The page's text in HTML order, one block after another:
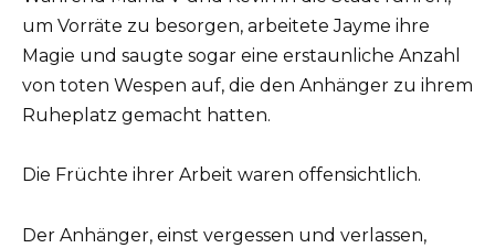
um Vorräte zu besorgen, arbeitete Jayme ihre
Magie und saugte sogar eine erstaunliche Anzahl
von toten Wespen auf, die den Anhänger zu ihrem
Ruheplatz gemacht hatten.
Die Früchte ihrer Arbeit waren offensichtlich.
Der Anhänger, einst vergessen und verlassen,